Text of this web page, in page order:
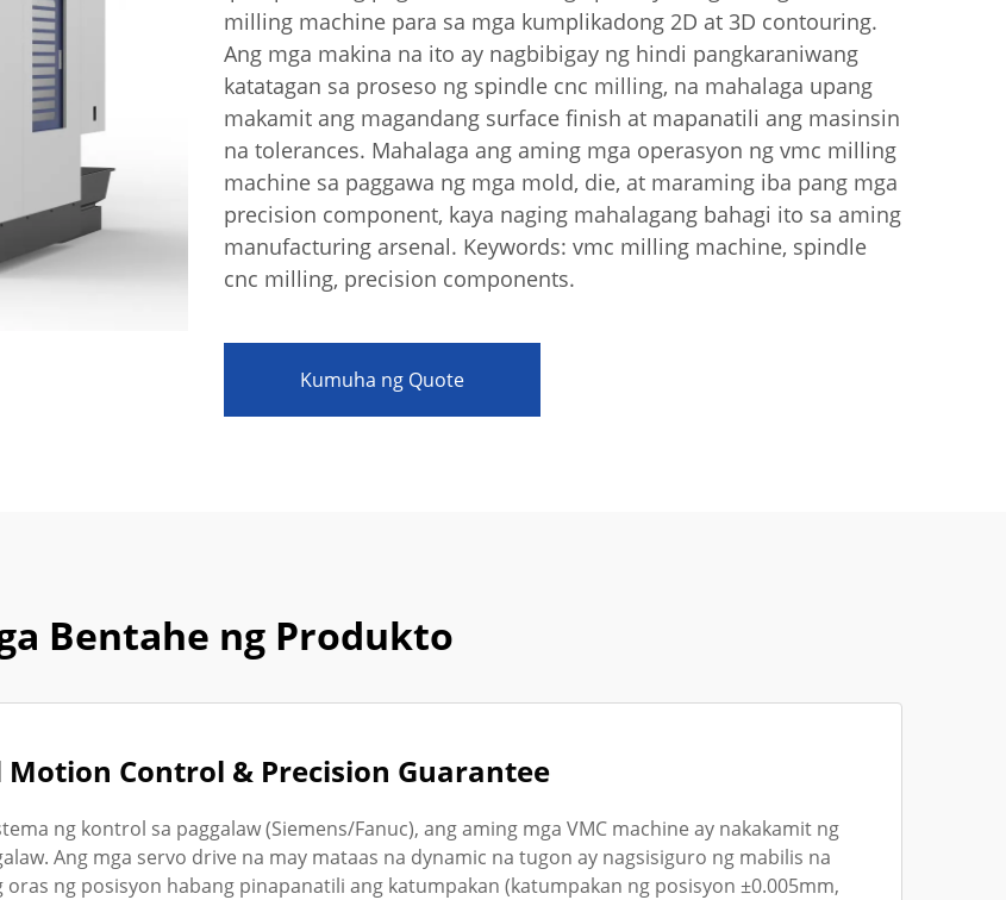
Enerhiya Sa
milling machine para sa mga kumplikadong 2D at 3D contouring.
Ang mga makina na ito ay nagbibigay ng hindi pangkaraniwang
katatagan sa proseso ng spindle cnc milling, na mahalaga upang
makamit ang magandang surface finish at mapanatili ang masinsin
na tolerances. Mahalaga ang aming mga operasyon ng vmc milling
machine sa paggawa ng mga mold, die, at maraming iba pang mga
precision component, kaya naging mahalagang bahagi ito sa aming
manufacturing arsenal. Keywords: vmc milling machine, spindle
cnc milling, precision components.
Kumuha ng Quote
Bentahe ng Produkto
Motion Control & Precision Guarantee
ng kontrol sa paggalaw (Siemens/Fanuc), ang aming mga VMC machine ay nakakamit ng
Ang mga servo drive na may mataas na dynamic na tugon ay nagsisiguro ng mabilis na
ng posisyon habang pinapanatili ang katumpakan (katumpakan ng posisyon ±0.005mm,